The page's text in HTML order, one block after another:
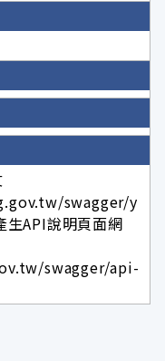
swagger/y
API說明頁面網
swagger/api-